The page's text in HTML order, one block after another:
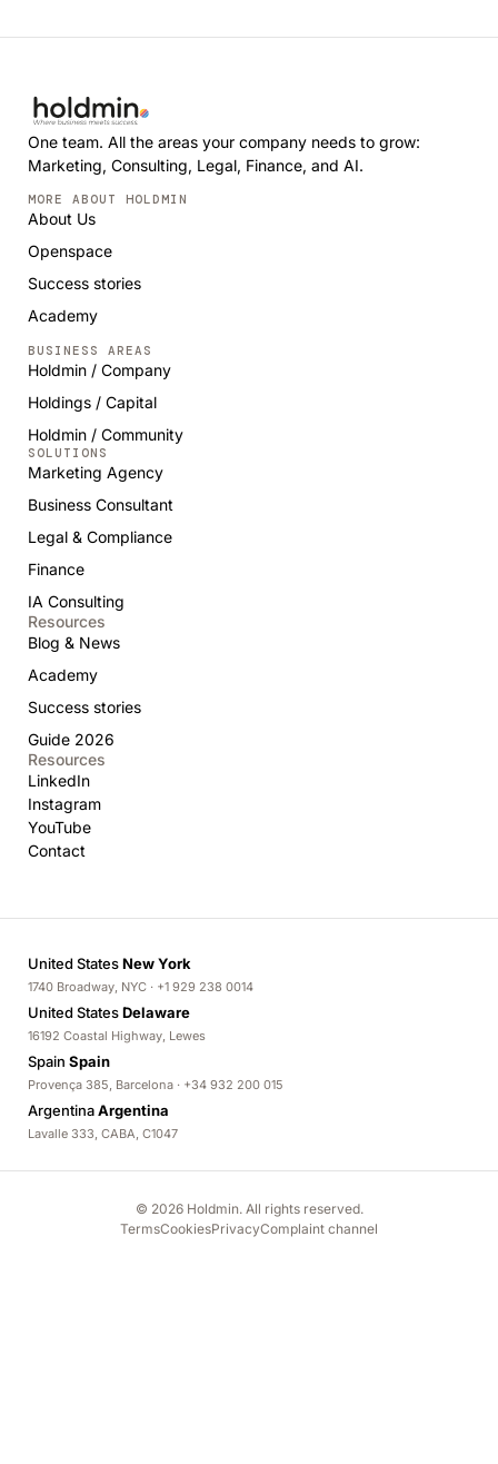
One team. All the areas your company needs to grow:
Marketing, Consulting, Legal, Finance, and AI.
MORE ABOUT HOLDMIN
About Us
Openspace
Success stories
Academy
BUSINESS AREAS
Holdmin / Company
Holdings / Capital
Holdmin / Community
SOLUTIONS
Marketing Agency
Business Consultant
Legal & Compliance
Finance
IA Consulting
Resources
Blog & News
Academy
Success stories
Guide 2026
Resources
LinkedIn
Instagram
YouTube
Contact
United StatesNew York
1740 Broadway, NYC · +1 929 238 0014
United StatesDelaware
16192 Coastal Highway, Lewes
Spain Spain
Provença 385, Barcelona · +34 932 200 015
ArgentinaArgentina
Lavalle 333, CABA, C1047
© 2026 Holdmin. All rights reserved.
TermsCookiesPrivacyComplaint channel